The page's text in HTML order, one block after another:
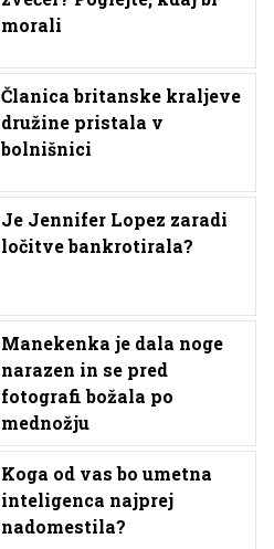
morali
Članica britanske kraljeve
družine pristala v
bolnišnici
Je Jennifer Lopez zaradi
ločitve bankrotirala?
Manekenka je dala noge
narazen in se pred
fotografi božala po
mednožju
Koga od vas bo umetna
inteligenca najprej
nadomestila?